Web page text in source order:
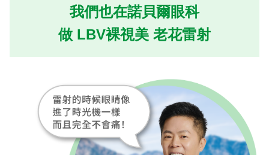
我們也在諾貝爾眼科
做 LBV裸視美 老花雷射